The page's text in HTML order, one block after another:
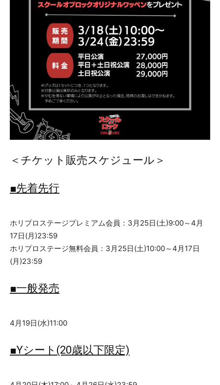
＜チケット販売スケジュール＞
■先着先行
ホリプロステージプレミアム会員：3月25日(土)9:00～4月
17日(月)23:59
ホリプロステージ無料会員：3月25日(土)10:00～4月17日
(月)23:59
■一般発売
4月19日(水)11:00
■Yシート(20歳以下限定)